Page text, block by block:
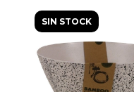
SIN STOCK